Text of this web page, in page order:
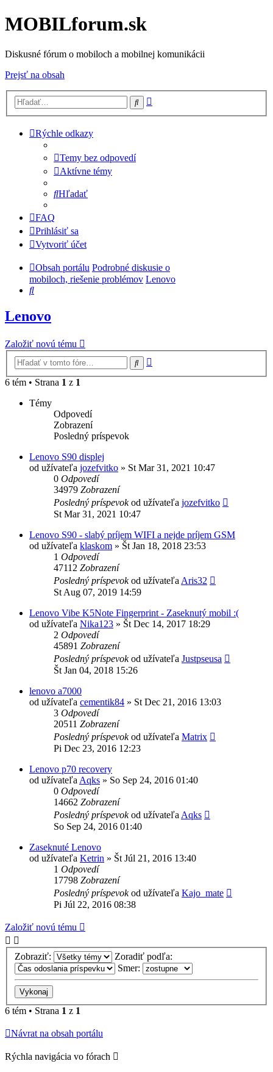
MOBILforum.sk
Diskusné fórum o mobiloch a mobilnej komunikácii
Prejsť na obsah
Hľadať
Rýchle odkazy
Temy bez odpovedí
Aktívne témy
Hľadať
FAQ
Prihlásiť sa
Vytvoriť účet
Obsah portálu Podrobné diskusie o
mobiloch, riešenie problémov Lenovo
Hľadať
Lenovo
Založiť novú tému
Hľadať
6 tém • Strana 1 z 1
Témy
Odpovedí
Zobrazení
Posledný príspevok
Lenovo S90 displej
od užívateľa jozefvitko » St Mar 31, 2021 10:47
0 Odpovedí
34979 Zobrazení
Posledný príspevokod užívateľa jozefvitko
St Mar 31, 2021 10:47
Lenovo S90 - slabý príjem WIFI a nejde príjem GSM
od užívateľa klaskom » Št Jan 18, 2018 23:53
1 Odpovedí
47112 Zobrazení
Posledný príspevokod užívateľa Aris32
St Aug 07, 2019 14:59
Lenovo Vibe K5Note Fingerprint - Zaseknutý mobil :(
od užívateľa Nika123 » Št Dec 14, 2017 18:29
2 Odpovedí
45891 Zobrazení
Posledný príspevokod užívateľa Justpseusa
Št Jan 04, 2018 15:26
lenovo a7000
od užívateľa cementik84 » St Dec 21, 2016 13:03
3 Odpovedí
20511 Zobrazení
Posledný príspevokod užívateľa Matrix
Pi Dec 23, 2016 12:23
Lenovo p70 recovery
od užívateľa Aqks » So Sep 24, 2016 01:40
0 Odpovedí
14662 Zobrazení
Posledný príspevokod užívateľa Aqks
So Sep 24, 2016 01:40
Zaseknuté Lenovo
od užívateľa Ketrin » Št Júl 21, 2016 13:40
1 Odpovedí
17798 Zobrazení
Posledný príspevokod užívateľa Kajo_mate
Pi Júl 22, 2016 08:38
Založiť novú tému
Zobraziť:
Zoradiť podľa:
Smer:
6 tém • Strana 1 z 1
Návrat na obsah portálu
Rýchla navigácia vo fórach